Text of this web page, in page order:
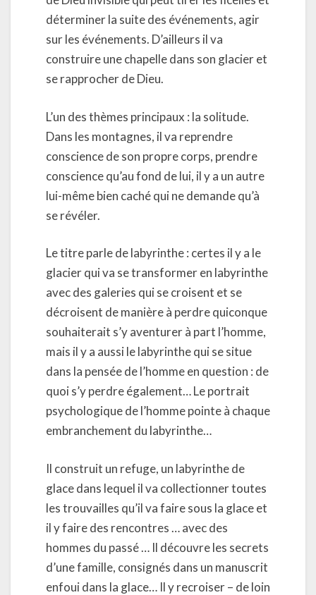
déterminer la suite des événements, agir
sur les événements. D’ailleurs il va
construire une chapelle dans son glacier et
se rapprocher de Dieu.
L’un des thèmes principaux : la solitude.
Dans les montagnes, il va reprendre
conscience de son propre corps, prendre
conscience qu’au fond de lui, il y a un autre
lui-même bien caché qui ne demande qu’à
se révéler.
Le titre parle de labyrinthe : certes il y a le
glacier qui va se transformer en labyrinthe
avec des galeries qui se croisent et se
décroisent de manière à perdre quiconque
souhaiterait s’y aventurer à part l’homme,
mais il y a aussi le labyrinthe qui se situe
dans la pensée de l’homme en question : de
quoi s’y perdre également… Le portrait
psychologique de l’homme pointe à chaque
embranchement du labyrinthe…
Il construit un refuge, un labyrinthe de
glace dans lequel il va collectionner toutes
les trouvailles qu’il va faire sous la glace et
il y faire des rencontres … avec des
hommes du passé … Il découvre les secrets
d’une famille, consignés dans un manuscrit
enfoui dans la glace… Il y recroiser – de loin